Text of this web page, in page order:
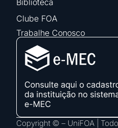
Clube FOA
Trabalhe Conosco
Copyright © – UniFOA |